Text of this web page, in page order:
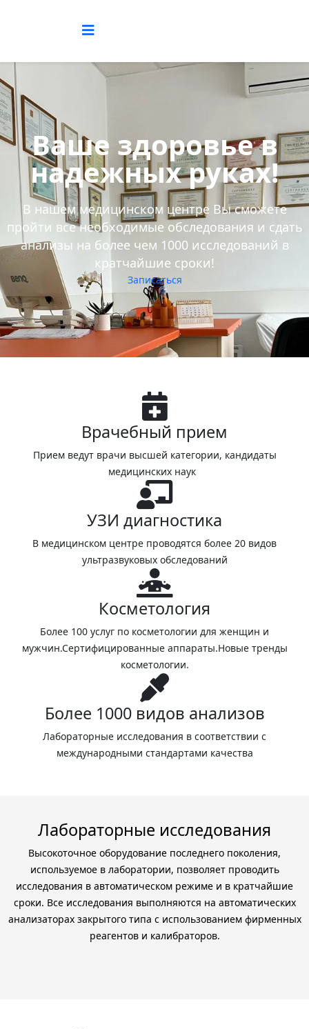
Ваше здоровье в
надежных руках!
В нашем медицинском центре Вы сможете
пройти все необходимые обследования и сдать
анализы на более чем 1000 исследований в
кратчайшие сроки!
Записаться
Врачебный прием
Прием ведут врачи высшей категории, кандидаты
медицинских наук
УЗИ диагностика
В медицинском центре проводятся более 20 видов
ультразвуковых обследований
Косметология
Более 100 услуг по косметологии для женщин и
мужчин.Сертифицированные аппараты.Новые тренды
косметологии.
Более 1000 видов анализов
Лабораторные исследования в соответствии с
международными стандартами качества
Лабораторные исследования
Высокоточное оборудование последнего поколения,
используемое в лаборатории, позволяет проводить
исследования в автоматическом режиме и в кратчайшие
сроки. Все исследования выполняются на автоматических
анализаторах закрытого типа с использованием фирменных
реагентов и калибраторов.